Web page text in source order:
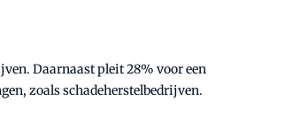
Daarnaast pleit 28% voor een
zoals schadeherstelbedrijven.